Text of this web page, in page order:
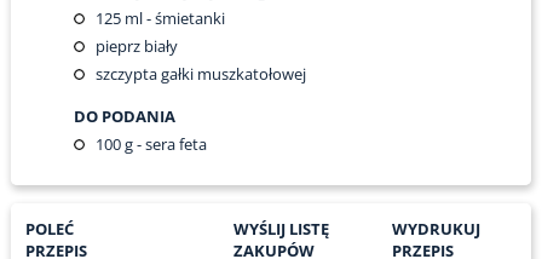
125ml - śmietanki
pieprz biały
szczypta gałki muszkatołowej
DO PODANIA
100g - sera feta
POLEĆ
PRZEPIS
WYŚLIJ LISTĘ
ZAKUPÓW
WYDRUKUJ
PRZEPIS